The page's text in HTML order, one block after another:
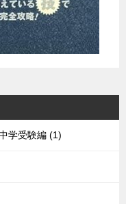
学受験編 (1)